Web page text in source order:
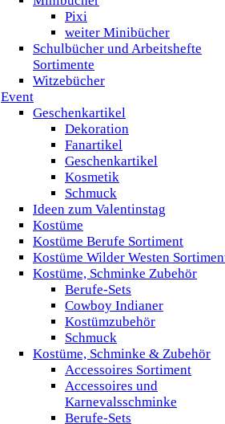
Pixi
weiter Minibücher
Schulbücher und Arbeitshefte
Sortimente
Witzebücher
Event
Geschenkartikel
Dekoration
Fanartikel
Geschenkartikel
Kosmetik
Schmuck
Ideen zum Valentinstag
Kostüme
Kostüme Berufe Sortiment
Kostüme Wilder Westen
Kostüme, Schminke Zubehör
Berufe-Sets
Cowboy Indianer
Kostümzubehör
Schmuck
Kostüme, Schminke & Zubehör
Accessoires Sortiment
Accessoires und
Karnevalsschminke
Berufe-Sets